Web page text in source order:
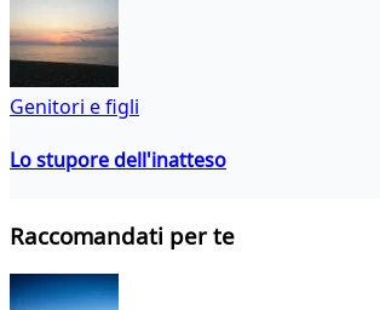
Genitori e figli
Lo stupore dell'inatteso
Raccomandati per te